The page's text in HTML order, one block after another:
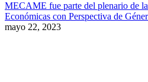
MECAME fue parte del plenario de
Económicas con Perspectiva de
mayo 22, 2023